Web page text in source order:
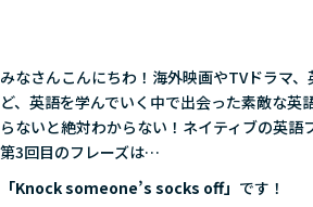
みなさんこんにちわ！海外映画やTVドラマ
ど、英語を学んでいく中で出会った素敵な英
らないと絶対わからない！ネイティブの英語
第3回目のフレーズは…
「Knock someone’s socks off」 です！